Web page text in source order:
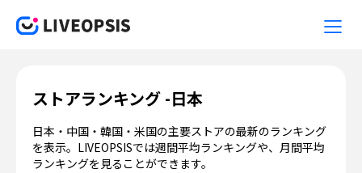
ストアランキング -日本
日本・中国・韓国・米国の主要ストアの最新のランキング
を表示。LIVEOPSISでは週間平均ランキングや、月間平均
ランキングを見ることができます。